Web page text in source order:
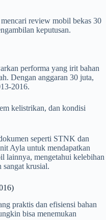
review mobil bekas 30
keputusan.
performa yang irit bahan
Dengan anggaran 30 juta,
2016.
kelistrikan, dan kondisi
seperti STNK dan
Ayla untuk mendapatkan
lainnya, mengetahui kelebihan
sangat krusial.
praktis dan efisiensi bahan
bisa menemukan